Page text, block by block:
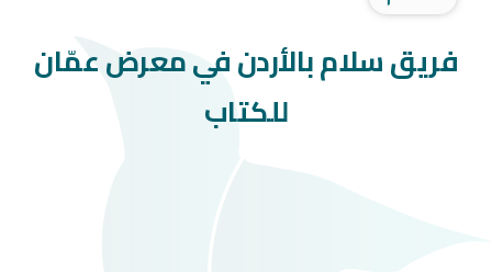
فريق سلام بالأردن في معرض عمّان
للكتاب